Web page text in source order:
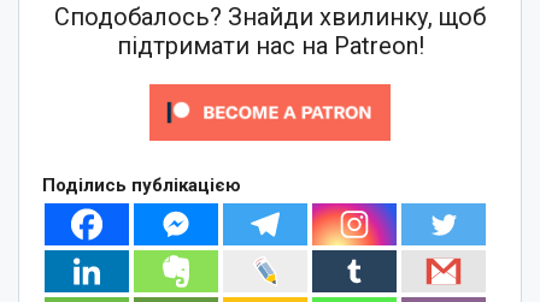
Сподобалось? Знайди хвилинку, щоб
підтримати нас на Patreon!
Поділись публікацією